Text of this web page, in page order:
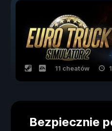
11 cheatów
Bezpiecznie